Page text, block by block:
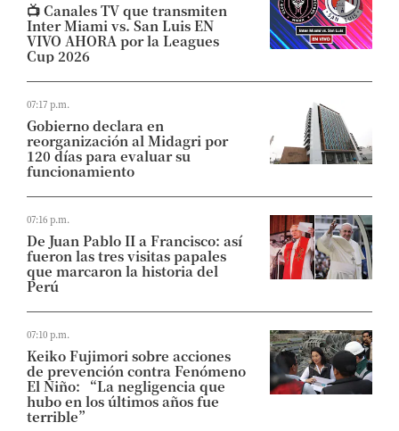
📺 Canales TV que transmiten
Inter Miami vs. San Luis EN
VIVO AHORA por la Leagues
Cup 2026
07:17 p.m.
Gobierno declara en
reorganización al Midagri por
120 días para evaluar su
funcionamiento
07:16 p.m.
De Juan Pablo II a Francisco: así
fueron las tres visitas papales
que marcaron la historia del
Perú
07:10 p.m.
Keiko Fujimori sobre acciones
de prevención contra Fenómeno
El Niño: “La negligencia que
hubo en los últimos años fue
terrible”